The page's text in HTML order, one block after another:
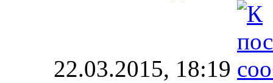
22.03.2015, 18:19